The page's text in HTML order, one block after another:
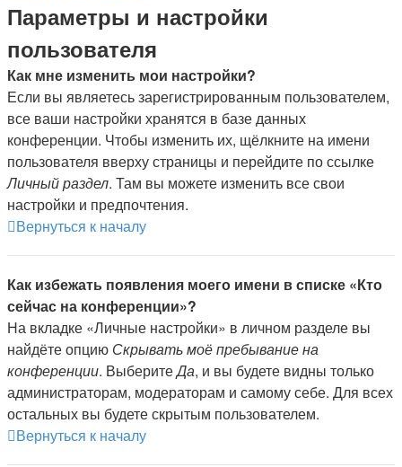
Параметры и настройки
пользователя
Как мне изменить мои настройки?
Если вы являетесь зарегистрированным пользователем,
все ваши настройки хранятся в базе данных
конференции. Чтобы изменить их, щёлкните на имени
пользователя вверху страницы и перейдите по ссылке
Личный раздел. Там вы можете изменить все свои
настройки и предпочтения.
Вернуться к началу
Как избежать появления моего имени в списке «Кто
сейчас на конференции»?
На вкладке «Личные настройки» в личном разделе вы
найдёте опцию Скрывать моё пребывание на
конференции. ВыберитеДа, и вы будете видны только
администраторам, модераторам и самому себе. Для всех
остальных вы будете скрытым пользователем.
Вернуться к началу